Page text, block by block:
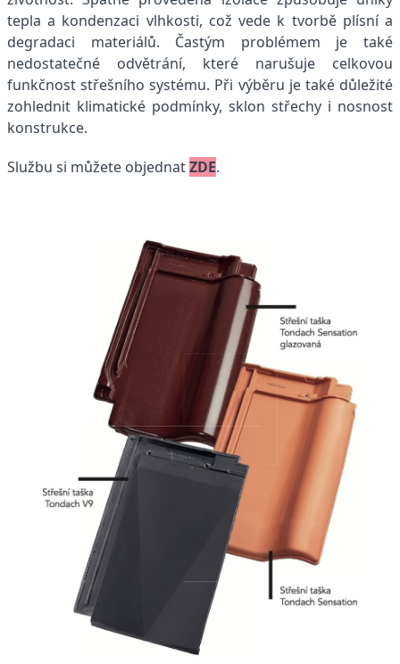
tepla a kondenzaci vlhkosti, což vede k tvorbě plísní a
degradaci materiálů. Častým problémem je také
nedostatečné odvětrání, které narušuje celkovou
funkčnost střešního systému. Při výběru je také důležité
zohlednit klimatické podmínky, sklon střechy i nosnost
konstrukce.
Službu si můžete objednatZDE.